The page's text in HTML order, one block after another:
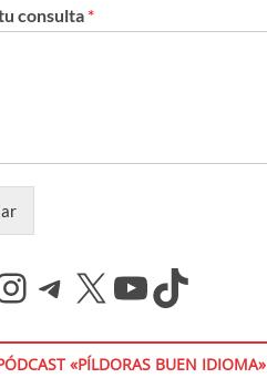
consulta *
Telegram
X YouTube
TikTok
«PÍLDORAS BUEN IDIOMA»